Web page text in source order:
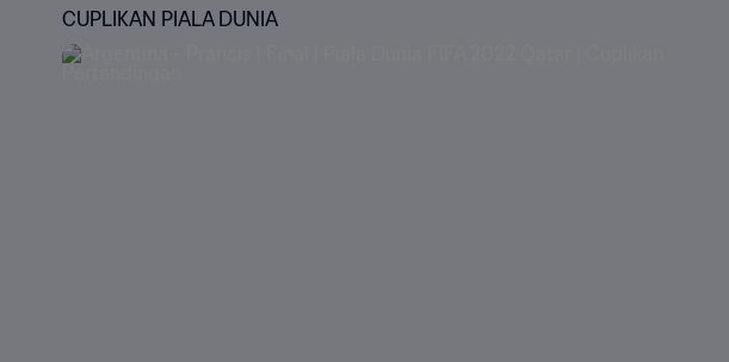
CUPLIKAN PIALA DUNIA